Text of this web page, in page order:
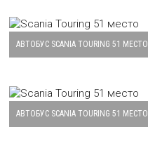
АВТОБУС SCANIA TOURING 51 МЕСТО
АВТОБУС SCANIA TOURING 51 МЕСТО